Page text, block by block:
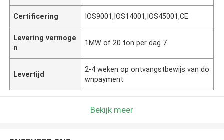
Certificering IOS9001,IOS14001,IOS45001,CE
Levering vermoge
n
1MW of 20 ton per dag 7
Levertijd
2-4 weken op ontvangstbewijs van do
wnpayment
Bekijk meer